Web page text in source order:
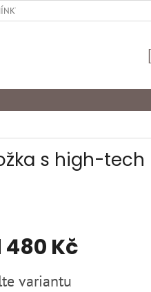
OCHRANY OSOBNÍCH ÚDAJŮ
s high-tech
480 Kč
variantu